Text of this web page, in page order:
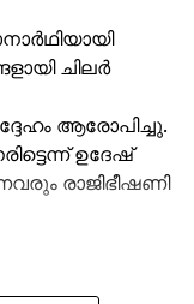
ചിലര്‍
ആരോപിച്ചു.
ഉദേഷ്
രാജിഭീഷണി